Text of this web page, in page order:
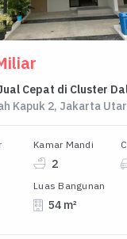
Kapuk 2, Jakarta
Kamar Mandi
2
Luas Bangunan
54 m²